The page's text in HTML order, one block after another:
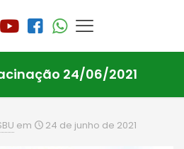
24/06/2021
em 24 de junho de 2021